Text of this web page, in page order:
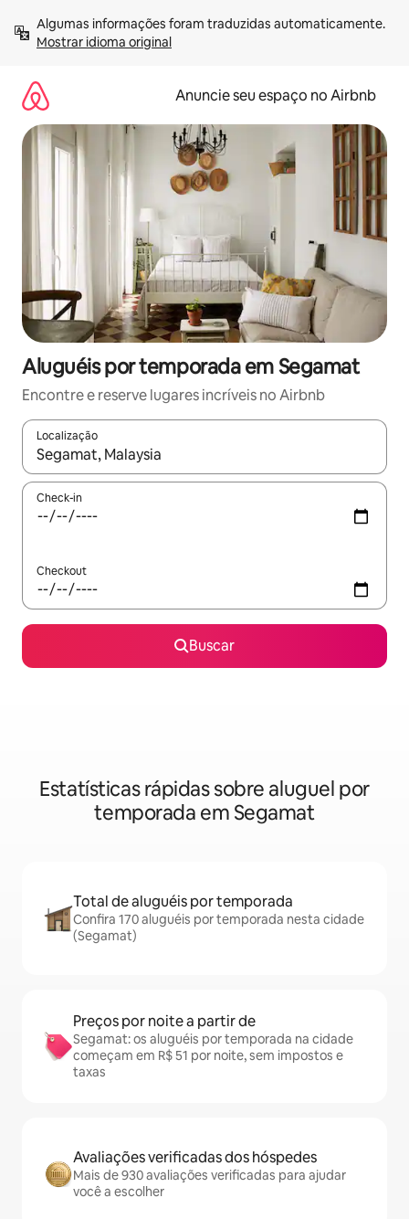
para
Mostrar idioma original
Anuncie seu espaço no Airbnb
Aluguéis por temporada em Segamat
Encontre e reserve lugares incríveis no Airbnb
Localização
Quando os resultados estiverem disponíveis, explore-os
Check-in
Checkout
Buscar
Estatísticas rápidas sobre aluguel por
temporada em Segamat
Total de aluguéis por temporada
Confira 170 aluguéis por temporada nesta cidade
(Segamat)
Preços por noite a partir de
Segamat: os aluguéis por temporada na cidade
começam em R$ 51 por noite, sem impostos e
taxas
Avaliações verificadas dos hóspedes
Mais de 930 avaliações verificadas para ajudar
você a escolher